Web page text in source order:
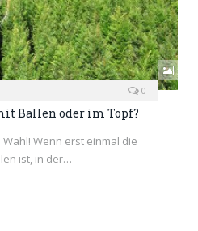
0
Ballen oder im Topf?
Wenn erst einmal die
ist, in der…